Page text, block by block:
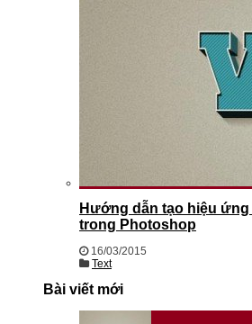
Hướng dẫn tạo hiệu
trong Photoshop
16/03/2015
Text
Bài viết mới